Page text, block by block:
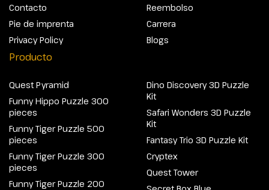
Contacto
Pie de imprenta
Privacy Policy
Reembolso
Carrera
Blogs
Producto
Quest Pyramid
Funny Hippo Puzzle 300
pieces
Funny Tiger Puzzle 500
pieces
Funny Tiger Puzzle 300
pieces
Funny Tiger Puzzle 200
Dino Discovery 3D Puzzle
Kit
Safari Wonders 3D Puzzle
Kit
Fantasy Trio 3D Puzzle Kit
Cryptex
Quest Tower